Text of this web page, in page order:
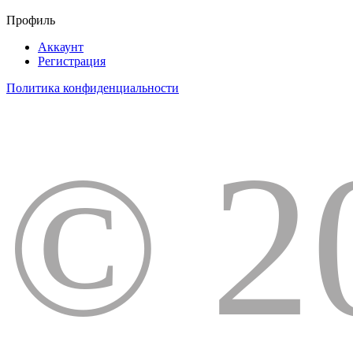
Профиль
Аккаунт
Регистрация
Политика конфиденциальности
©